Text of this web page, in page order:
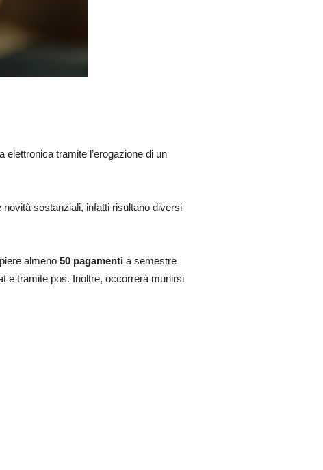
elettronica tramite l’erogazione di un
sostanziali, infatti risultano diversi
almeno 50 pagamentia semestre
e tramite pos. Inoltre, occorrerà munirsi